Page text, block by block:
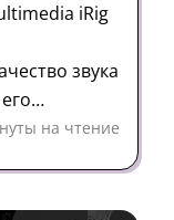
iRig
звука
на чтение